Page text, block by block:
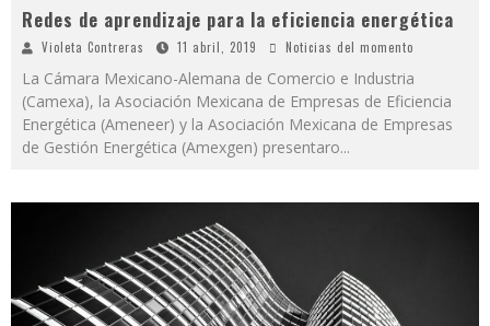
Redes de aprendizaje para la eficiencia energética
Violeta Contreras 11 abril, 2019 Noticias del momento
La Cámara Mexicano-Alemana de Comercio e Industria
(Camexa), la Asociación Mexicana de Empresas de Eficiencia
Energética (Ameneer) y la Asociación Mexicana de Empresas
de Gestión Energética (Amexgen) presentaro...